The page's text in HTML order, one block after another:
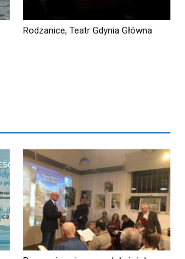
Rodzanice, Teatr Gdynia Główna